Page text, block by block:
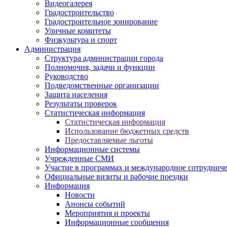
Видеогалерея
Градостроительство
Градостроительное зонирование
Уличные комитеты
Физкультура и спорт
Администрация
Структура администрации города
Полномочия, задачи и функции
Руководство
Подведомственные организации
Защита населения
Результаты проверок
Статистическая информация
Статистическая информация
Использование бюджетных средств
Предоставляемые льготы
Информационные системы
Учрежденные СМИ
Участие в программах и международное
Официальные визиты и рабочие поездки
Информация
Новости
Анонсы событий
Мероприятия и проекты
Информационные сообщения